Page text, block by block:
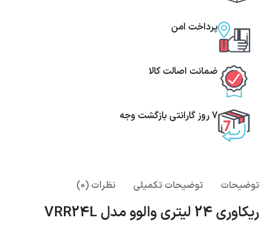
پرداخت امن
ضمانت اصالت کالا
7 روز گارانتی بازگشت وجه
توضیحات توضیحات تکمیلی نظرات (0)
ریکاوری 24 لیتری والوو مدل VRR24L